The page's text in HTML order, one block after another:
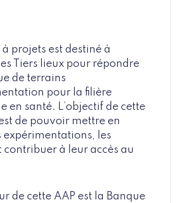
projets est destiné à
Tiers lieux pour répondre
de terrains
pour la filière
en santé. L’objectif de cette
de pouvoir mettre en
les
contribuer à leur accès au
de cette AAP est la Banque